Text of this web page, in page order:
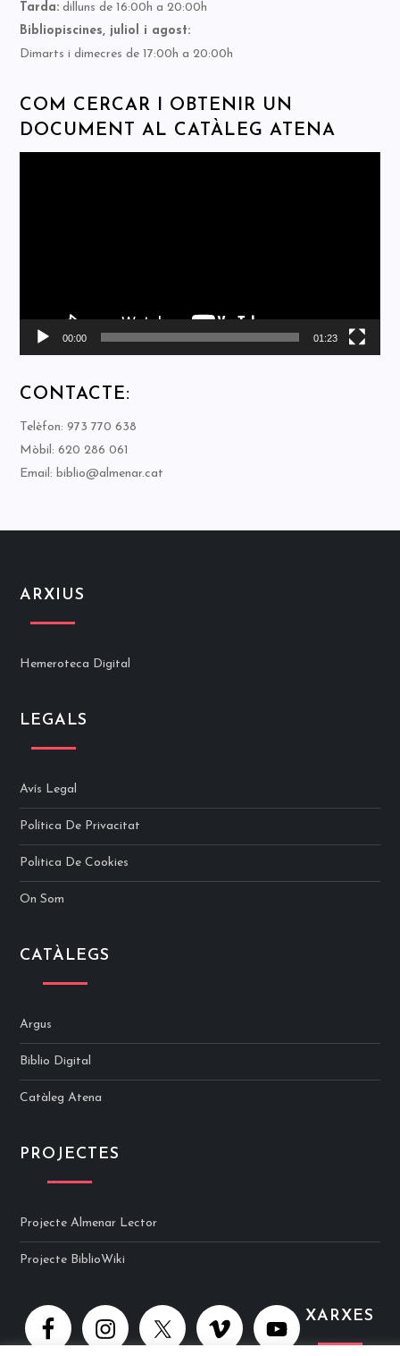
Tarda: dilluns de 16:00h a 20:00h
Bibliopiscines, juliol i agost:
Dimarts i dimecres de 17:00h a 20:00h
COM CERCAR I OBTENIR UN
DOCUMENT AL CATÀLEG ATENA
00:00 01:23
CONTACTE:
Telèfon: 973 770 638
Mòbil: 620 286 061
Email: biblio@almenar.cat
ARXIUS
Hemeroteca Digital
LEGALS
Avís Legal
Política De Privacitat
Politica De Cookies
On Som
CATÀLEGS
Argus
Biblio Digital
Catàleg Atena
PROJECTES
Projecte Almenar Lector
Projecte BiblioWiki
XARXES